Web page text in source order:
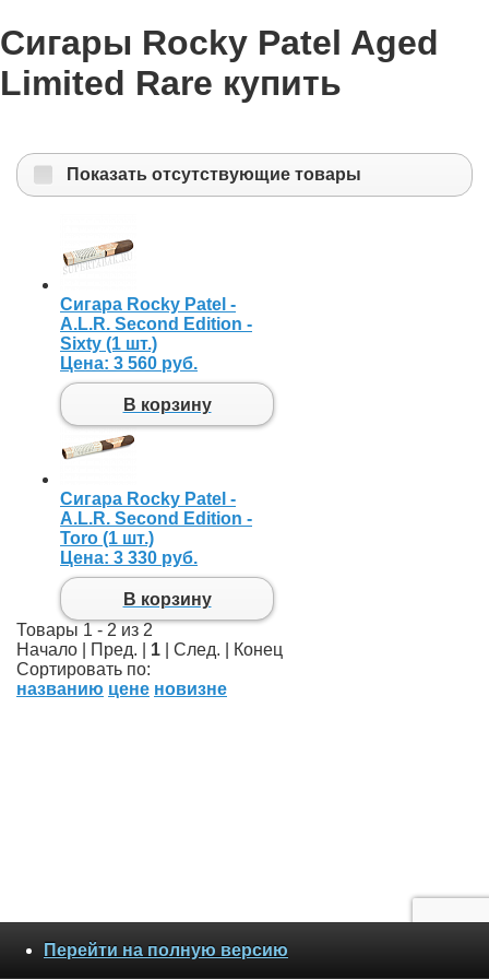
Сигары Rocky Patel Aged
Limited Rare купить
Показать отсутствующие товары
Сигара Rocky Patel -
A.L.R. Second Edition -
Sixty (1 шт.)
Цена: 3 560 руб.
В корзину
Сигара Rocky Patel -
A.L.R. Second Edition -
Toro (1 шт.)
Цена: 3 330 руб.
В корзину
Товары 1 - 2 из 2
Начало | Пред. | 1 | След. | Конец
Сортировать по:
названию цене новизне
Перейти на полную версию